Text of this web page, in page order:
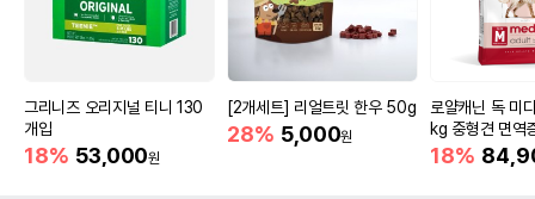
그리니즈 오리지널 티니 130
개입
18% 53,000원
[2개세트] 리얼트릿 한우 50g
28% 5,000원
로얄캐닌 독 미
kg 중형견 면역
18%